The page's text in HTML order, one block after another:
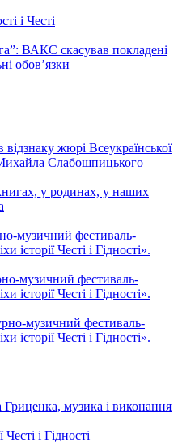
і Честі
ВАКС скасував покладені
обов’язки
жюрі Всеукраїнської
Михайла Слабошпицького
у родинах, у наших
музичний фестиваль-
історії Честі і Гідності».
музичний фестиваль-
історії Честі і Гідності».
музичний фестиваль-
історії Честі і Гідності».
музика і виконання
і Гідності